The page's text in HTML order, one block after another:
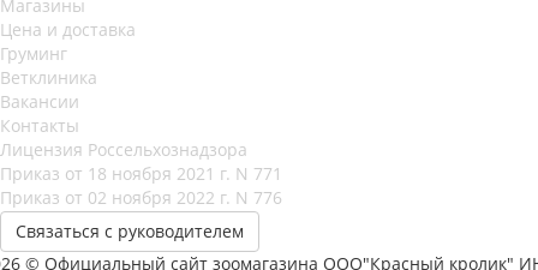
Магазины
Цена и доставка
Груминг
Ветклиника
Вакансии
Контакты
Лицензия Россельхознадзора
Приказ от 18 ноября 2021 г. N 771
Приказ от 02 ноября 2022 г. N 776
Связаться с руководителем
© Официальный сайт зоомагазина ООО"Красный кролик"